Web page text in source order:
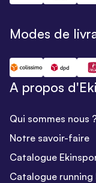
Modes de
A propos
Qui sommes nous
Notre savoir-faire
Catalogue
Catalogue running